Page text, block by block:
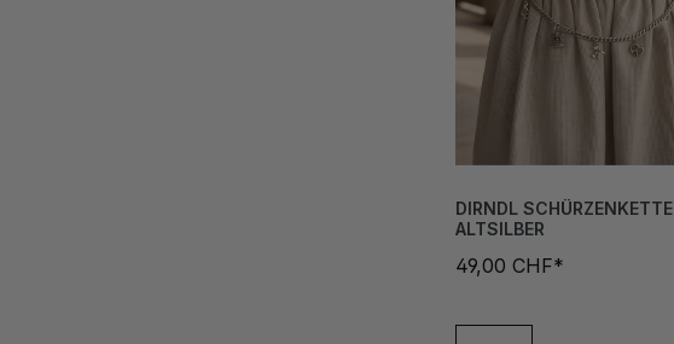
DIRNDL SCHÜRZENKETTE
ALTSILBER
49,00 CHF*